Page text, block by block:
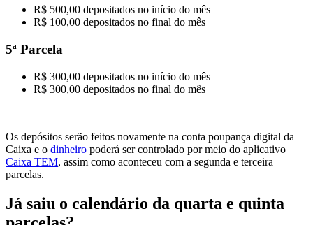
R$ 500,00 depositados no início do mês
R$ 100,00 depositados no final do mês
5ª Parcela
R$ 300,00 depositados no início do mês
R$ 300,00 depositados no final do mês
Os depósitos serão feitos novamente na conta poupança digital da
Caixa e o dinheiro poderá ser controlado por meio do aplicativo
Caixa TEM, assim como aconteceu com a segunda e terceira
parcelas.
Já saiu o calendário da quarta e quinta